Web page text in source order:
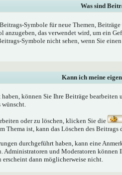
Was sind
Symbole für neue Themen,
anzugeben, das verwendet wird, um ein
Symbole nicht sehen, wenn Sie
Kann ich meine
können Sie Ihre Beiträge
wünscht.
oder zu löschen, klicken Sie die
Thema ist, kann das Löschen des Beitrags
durchgeführt haben, kann eine
Administratoren und Moderatoren können
erscheint dann möglicherweise nicht.